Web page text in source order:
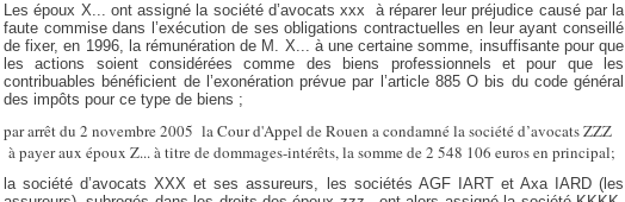
Les époux X... ont assigné la société d’avocats xxx
à réparer leur préjudice causé par la
faute commise dans l’exécution de ses obligations contractuelles en leur ayant conseillé
de fixer, en 1996, la rémunération de M. X... à une certaine somme, insuffisante pour que
les actions soient considérées comme des biens professionnels et pour que les
contribuables bénéficient de l’exonération prévue par l’article 885 O bis du code général
des impôts pour ce type de biens ;
par arrêt du 2 novembre 2005 la Cour d'Appel de Rouen a condamné la société d’avocats ZZZ
à payer aux époux Z... à titre de dommages-intérêts, la somme de 2 548 106 euros en principal;
la société d’avocats XXX et ses assureurs, les sociétés AGF IART et Axa IARD (les